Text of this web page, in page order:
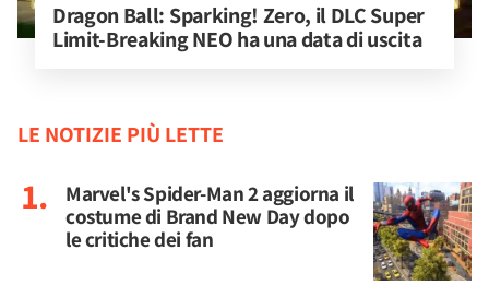
Dragon Ball: Sparking! Zero, il DLC Super
Limit-Breaking NEO ha una data di uscita
LE NOTIZIE PIÙ LETTE
Marvel's Spider-Man 2 aggiorna il
costume di Brand New Day dopo
le critiche dei fan